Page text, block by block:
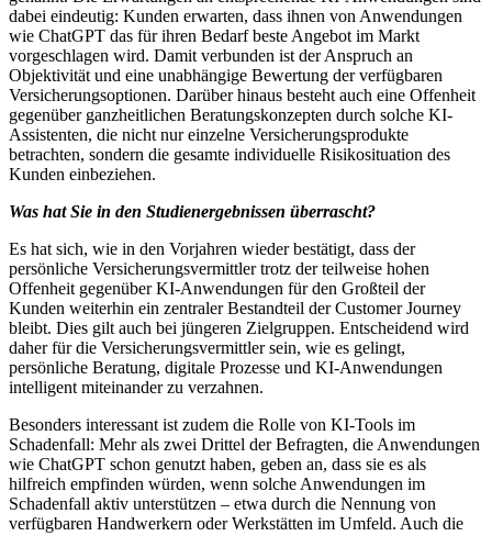
dabei eindeutig: Kunden erwarten, dass ihnen von Anwendungen
wie ChatGPT das für ihren Bedarf beste Angebot im Markt
vorgeschlagen wird. Damit verbunden ist der Anspruch an
Objektivität und eine unabhängige Bewertung der verfügbaren
Versicherungsoptionen. Darüber hinaus besteht auch eine Offenheit
gegenüber ganzheitlichen Beratungskonzepten durch solche KI-
Assistenten, die nicht nur einzelne Versicherungsprodukte
betrachten, sondern die gesamte individuelle Risikosituation des
Kunden einbeziehen.
Was hat Sie in den Studienergebnissen überrascht?
Es hat sich, wie in den Vorjahren wieder bestätigt, dass der
persönliche Versicherungsvermittler trotz der teilweise hohen
Offenheit gegenüber KI-Anwendungen für den Großteil der
Kunden weiterhin ein zentraler Bestandteil der Customer Journey
bleibt. Dies gilt auch bei jüngeren Zielgruppen. Entscheidend wird
daher für die Versicherungsvermittler sein, wie es gelingt,
persönliche Beratung, digitale Prozesse und KI-Anwendungen
intelligent miteinander zu verzahnen.
Besonders interessant ist zudem die Rolle von KI-Tools im
Schadenfall: Mehr als zwei Drittel der Befragten, die Anwendungen
wie ChatGPT schon genutzt haben, geben an, dass sie es als
hilfreich empfinden würden, wenn solche Anwendungen im
Schadenfall aktiv unterstützen – etwa durch die Nennung von
verfügbaren Handwerkern oder Werkstätten im Umfeld. Auch die